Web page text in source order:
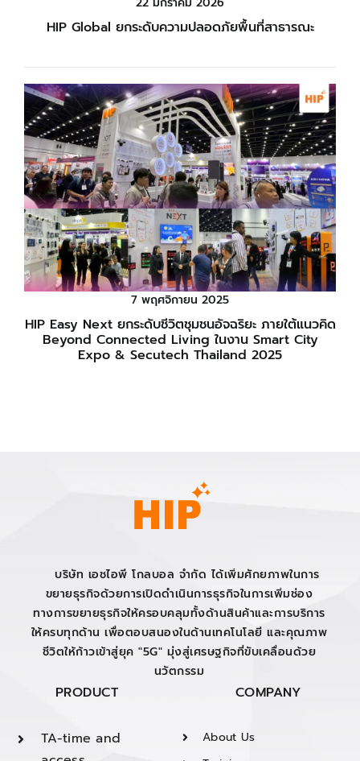
HIP Global ยกระดับความปลอดภัยพื้นที่สาธารณะ
7 พฤศจิกายน 2025
HIP Easy Next ยกระดับชีวิตชุมชนอัจฉริยะ ภายใต้แนวคิด
Beyond Connected Living ในงาน Smart City
Expo & Secutech Thailand 2025
บริษัท เอชไอพี โกลบอล จำกัด ได้เพิ่มศักยภาพในการ
ขยายธุรกิจด้วยการเปิดดำเนินการธุรกิจในการเพิ่มช่อง
ทางการขยายธุรกิจให้ครอบคลุมทั้งด้านสินค้าและการบริการ
ให้ครบทุกด้าน เพื่อตอบสนองในด้านเทคโนโลยี และคุณภาพ
ชีวิตให้ก้าวเข้าสู่ยุค "5G" มุ่งสู่เศรษฐกิจที่ขับเคลื่อนด้วย
นวัตกรรม
PRODUCT
TA-time and
COMPANY
About Us